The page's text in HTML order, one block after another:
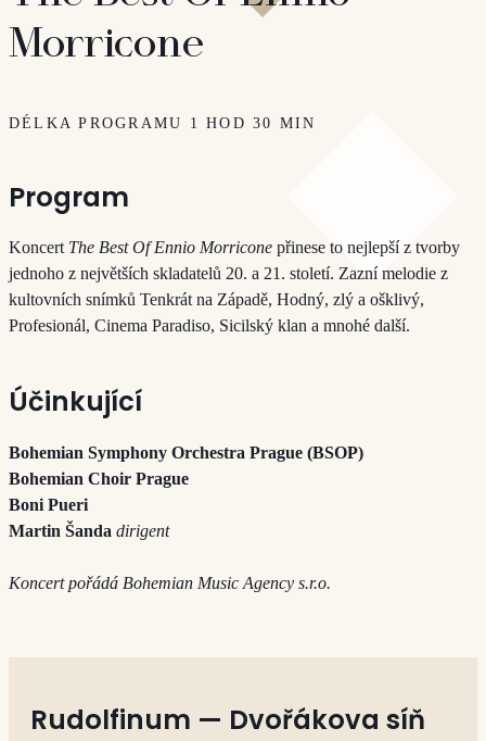
Morricone
DÉLKA PROGRAMU 1 HOD 30 MIN
Program
Koncert The Best Of Ennio Morricone přinese to nejlepší z tvorby
jednoho z největších skladatelů 20. a 21. století. Zazní melodie z
kultovních snímků Tenkrát na Západě, Hodný, zlý a ošklivý,
Profesionál, Cinema Paradiso, Sicilský klan a mnohé další.
Účinkující
Bohemian Symphony Orchestra Prague (BSOP)
Bohemian Choir Prague
Boni Pueri
Martin Šanda dirigent
Koncert pořádá Bohemian Music Agency s.r.o.
Rudolfinum — Dvořákova síň